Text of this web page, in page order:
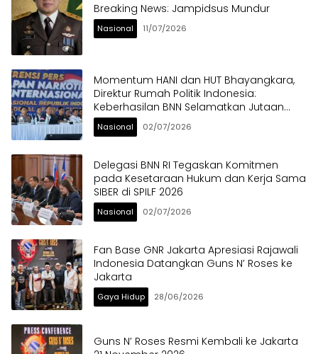
Breaking News: Jampidsus Mundur
Nasional 11/07/2026
Momentum HANI dan HUT Bhayangkara,
Direktur Rumah Politik Indonesia:
Keberhasilan BNN Selamatkan Jutaan
Anak Bangsa dari Ancaman Narkoba
Nasional 02/07/2026
Delegasi BNN RI Tegaskan Komitmen
pada Kesetaraan Hukum dan Kerja Sama
SIBER di SPILF 2026
Nasional 02/07/2026
Fan Base GNR Jakarta Apresiasi Rajawali
Indonesia Datangkan Guns N’ Roses ke
Jakarta
Gaya Hidup 28/06/2026
Guns N’ Roses Resmi Kembali ke Jakarta